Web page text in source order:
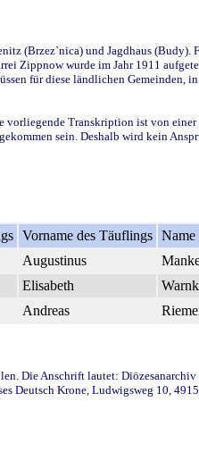
(Brzez`nica) und Jagdhaus
Zippnow wurde im Jahr 1911
für diese ländlichen Gemeinden,
vorliegende Transkription ist von
sein. Deshalb wird kein
Vorname des Täuflings Name
Augustinus
Elisabeth
Andreas
Die Anschrift lautet:
Deutsch Krone, Ludwigsweg 10,